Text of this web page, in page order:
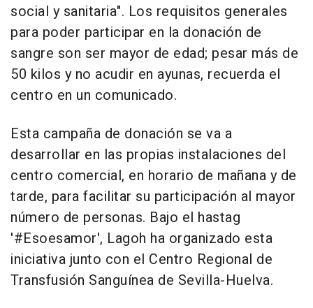
social y sanitaria". Los requisitos generales
para poder participar en la donación de
sangre son ser mayor de edad; pesar más de
50 kilos y no acudir en ayunas, recuerda el
centro en un comunicado.
Esta campaña de donación se va a
desarrollar en las propias instalaciones del
centro comercial, en horario de mañana y de
tarde, para facilitar su participación al mayor
número de personas. Bajo el hastag
'#Esoesamor', Lagoh ha organizado esta
iniciativa junto con el Centro Regional de
Transfusión Sanguínea de Sevilla-Huelva.